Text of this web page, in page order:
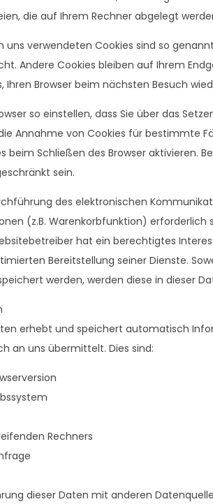
die auf Ihrem Rechner abgelegt
verwendeten Cookies sind so
Andere Cookies bleiben auf Ihrem
Ihren Browser beim nächsten Besuch
so einstellen, dass Sie über das
Annahme von Cookies für bestimmte
beim Schließen des Browser aktivieren.
sein.
des elektronischen
(z.B. Warenkorbfunktion) erforderlich
hat ein berechtigtes
Bereitstellung seiner Dienste.
werden, werden diese in dieser
erhebt und speichert automatisch
an uns übermittelt. Dies sind:
Rechners
dieser Daten mit anderen